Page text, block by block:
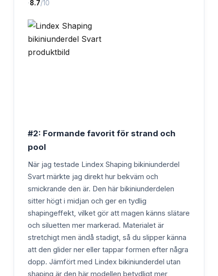
·8.7/10
#2: Formande favorit för strand och
pool
När jag testade Lindex Shaping bikiniunderdel
Svart märkte jag direkt hur bekväm och
smickrande den är. Den här bikiniunderdelen
sitter högt i midjan och ger en tydlig
shapingeffekt, vilket gör att magen känns slätare
och siluetten mer markerad. Materialet är
stretchigt men ändå stadigt, så du slipper känna
att den glider ner eller tappar formen efter några
dopp. Jämfört med Lindex bikiniunderdel utan
shaping är den här modellen betydligt mer